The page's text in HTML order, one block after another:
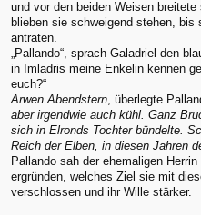
und vor den beiden Weisen
blieben sie schweigend stehen,
antraten.
„Pallando“, sprach Galadriel den
in Imladris meine Enkelin kennen
euch?“
Arwen Abendstern, überlegte
aber irgendwie auch kühl. Ganz
sich in Elronds Tochter bündelte.
Reich der Elben, in diesen Jahren
Pallando sah der ehemaligen
ergründen, welches Ziel sie mit
verschlossen und ihr Wille stärker.